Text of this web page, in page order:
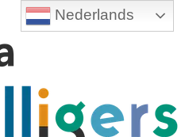
Nederlands